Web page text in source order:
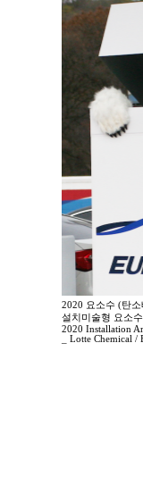
2020 요소수 (탄
설치미술형 요소
2020 Installation
_ Lotte Chemical /